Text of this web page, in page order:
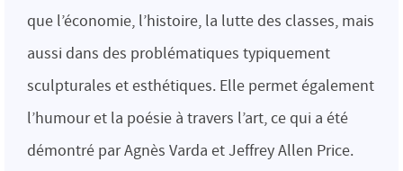
que l’économie, l’histoire, la lutte des classes, mais
aussi dans des problématiques typiquement
sculpturales et esthétiques. Elle permet également
l’humour et la poésie à travers l’art, ce qui a été
démontré par Agnès Varda et Jeffrey Allen Price.